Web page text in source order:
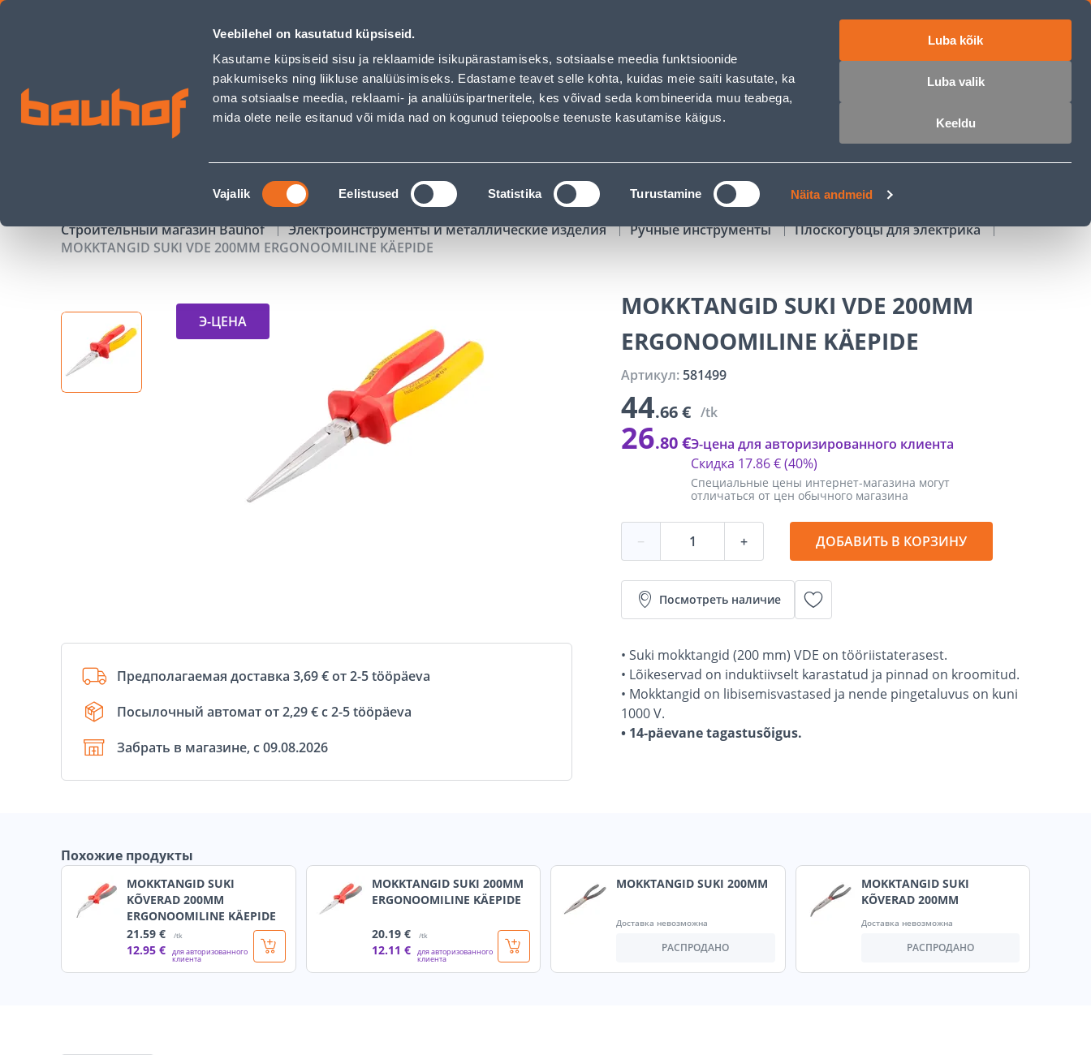
Veebilehel on kasutatud küpsiseid.
Kasutame küpsiseid sisu ja reklaamide isikupärastamiseks, sotsiaalse meedia funktsioonide
pakkumiseks ning liikluse analüüsimiseks. Edastame teavet selle kohta, kuidas meie saiti kasutate, ka
oma sotsiaalse meedia, reklaami- ja analüüsipartneritele, kes võivad seda kombineerida muu teabega,
mida olete neile esitanud või mida nad on kogunud teiepoolse teenuste kasutamise käigus.
Nõusoleku
valik
Vajalik Eelistused Statistika Turustamine Näita andmeid
Luba kõik
Luba valik
Keeldu
MOKKTANGID SUKI VDE 200MM ERGONOOMILINE KÄEPIDE - Bauhof has loaded
Обслуживание бизнес-клиентов Обслуживание частных клиентов Услуги Предложения о работе
ПОИСК
АКЦИИ КАТАЛОГИ АРЕНДА ИНСТРУМЕНТОВ РАССРОЧКА
Строительный магазин Bauhof Электроинструменты и металлические изделия Ручные инструменты
Плоскогубцы для электрика
MOKKTANGID SUKI VDE 200MM ERGONOOMILINE KÄEPIDE
Э-ЦЕНА
Предполагаемая доставка 3,69 € от 2-5 tööpäeva
Посылочный автомат от 2,29 € с 2-5 tööpäeva
Забрать в магазине, с 09.08.2026
MOKKTANGID SUKI VDE 200MM
ERGONOOMILINE KÄEPIDE
Артикул: 581499
44.66 € /tk
26.80 €
Специальные цены интернет-магазина могут
отличаться от цен обычного магазина
Скидка 17.86 €(40%)
Э-цена для авторизированного клиента
− + ДОБАВИТЬ В КОРЗИНУ
Посмотреть наличие
• Suki mokktangid (200 mm) VDE on tööriistaterasest.
• Lõikeservad on induktiivselt karastatud ja pinnad on kroomitud.
• Mokktangid on libisemisvastased ja nende pingetaluvus on kuni
1000 V.
• 14-päevane tagastusõigus.
Похожие продукты
MOKKTANGID SUKI
KÕVERAD 200MM
ERGONOOMILINE KÄEPIDE
21.59 € /tk
12.95 € для авторизованного
клиента
MOKKTANGID SUKI 200MM
ERGONOOMILINE KÄEPIDE
20.19 € /tk
12.11 € для авторизованного
клиента
MOKKTANGID SUKI 200MM
Доставка невозможна
РАСПРОДАНО
MOKKTANGID SUKI
KÕVERAD 200MM
Доставка невозможна
РАСПРОДАНО